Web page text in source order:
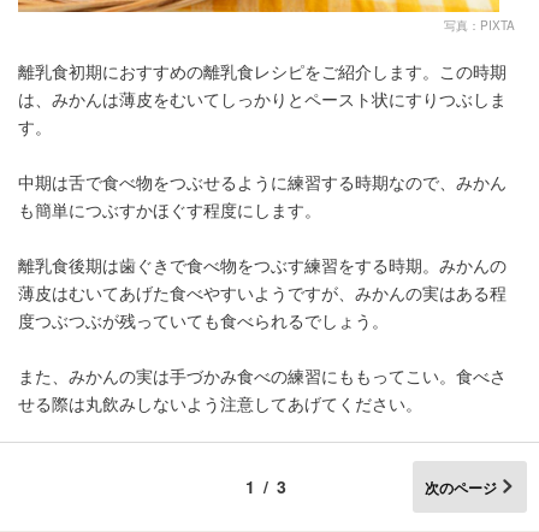
写真：PIXTA
離乳食初期におすすめの離乳食レシピをご紹介します。この時期
は、みかんは薄皮をむいてしっかりとペースト状にすりつぶしま
す。
中期は舌で食べ物をつぶせるように練習する時期なので、みかん
も簡単につぶすかほぐす程度にします。
離乳食後期は歯ぐきで食べ物をつぶす練習をする時期。みかんの
薄皮はむいてあげた食べやすいようですが、みかんの実はある程
度つぶつぶが残っていても食べられるでしょう。
また、みかんの実は手づかみ食べの練習にももってこい。食べさ
せる際は丸飲みしないよう注意してあげてください。
1/3 次のページ